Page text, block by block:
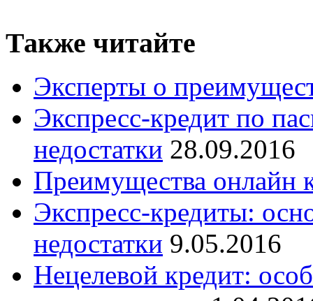
Также читайте
Эксперты о
Экспресс-кредит по
недостатки 28.09.2016
Преимущества онлайн
Экспресс-кредиты:
недостатки 9.05.2016
Нецелевой кредит: